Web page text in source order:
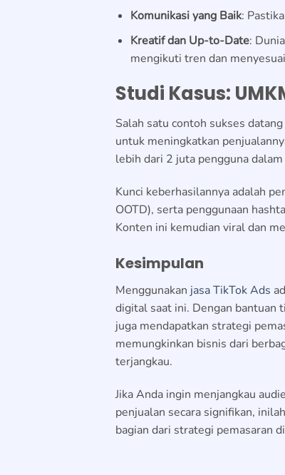
Komunikasi yang Baik:
Kreatif dan Up-to-Date:
mengikuti tren dan
Studi Kasus:
Salah satu contoh sukses
untuk meningkatkan
lebih dari 2 juta pengguna
Kunci keberhasilannya adalah
OOTD), serta penggunaan
Konten ini kemudian viral dan
Kesimpulan
Menggunakan jasa TikTok Ads
digital saat ini. Dengan bantuan
juga mendapatkan strategi
memungkinkan bisnis dari
terjangkau.
Jika Anda ingin menjangkau
penjualan secara signifikan,
bagian dari strategi pemasaran